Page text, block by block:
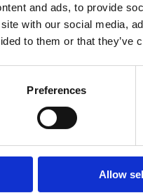
and ads, to provide
with our social media,
to them or that
Preferences
Allow
Cas